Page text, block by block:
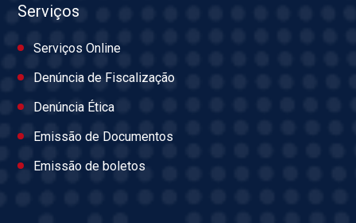
Serviços
Serviços Online
Denúncia de Fiscalização
Denúncia Ética
Emissão de Documentos
Emissão de boletos